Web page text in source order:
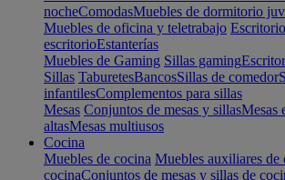
nocheComodasMuebles de dormitorio
Muebles de oficina y teletrabajo
escritorioEstanterías
Muebles de Gaming Sillas gaming
Sillas TaburetesBancosSillas de comedor
infantilesComplementos para sillas
Mesas Conjuntos de mesas y sillasMesas
altasMesas multiusos
Cocina
Muebles de cocina Muebles auxiliares de
cocinaConjuntos de mesas y sillas de